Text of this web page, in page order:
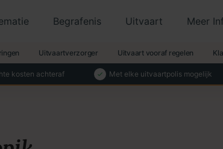
Begrafenis Uitvaart Meer
Uitvaartverzorger Uitvaart vooraf regelen
kosten achteraf Met elke uitvaartpolis mogelijk